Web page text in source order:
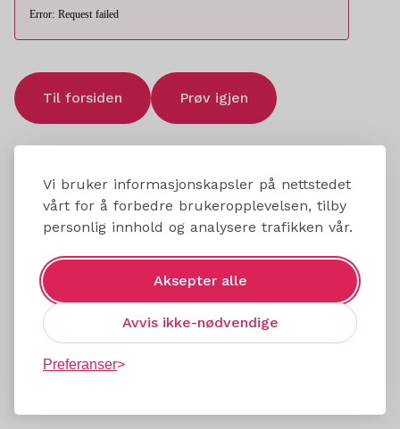
Vi bruker informasjonskapsler på nettstedet
vårt for å forbedre brukeropplevelsen, tilby
personlig innhold og analysere trafikken vår.
Aksepter alle
Avvis ikke-nødvendige
Preferanser
Error: Request failed
Til forsiden Prøv igjen